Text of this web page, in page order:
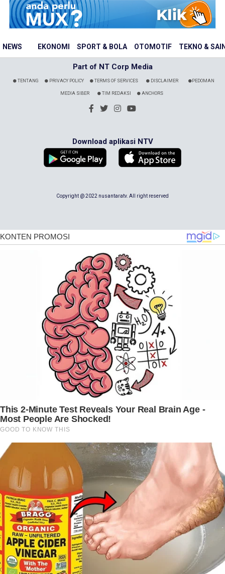
NEWS EKONOMI SPORT & BOLA OTOMOTIF TEKNO &
Part of NT Corp Media
TENTANG PRIVACY POLICY TERMS OF SERVICES DISCLAIMER PEDOMAN
MEDIA SIBER TIM REDAKSI ANCHORS
Download aplikasi NTV
Copyright @ 2022 nusantaratv. All right reserved